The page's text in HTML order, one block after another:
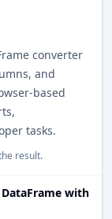
and
based
tasks.
result.